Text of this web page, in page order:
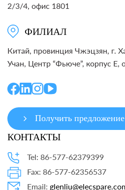
2/3/4, офис 1801
ФИЛИАЛ
Китай, провинция Чжэцзян, г.
Учан, Центр “Фьюче”, корпус E,
Получить предложение
КОНТАКТЫ
Tel: 86-577-62379399
Fax: 86-577-62356537
Email: